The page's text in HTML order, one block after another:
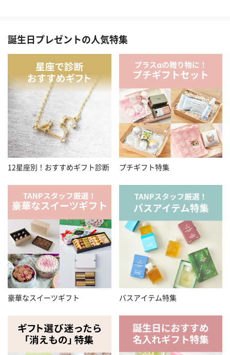
誕生日プレゼントの人気特集
12星座別！おすすめギフト診断 プチギフト特集
豪華なスイーツギフト バスアイテム特集